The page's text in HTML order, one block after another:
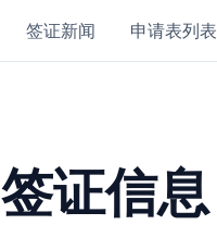
签证新闻 申请表列表
签证信息